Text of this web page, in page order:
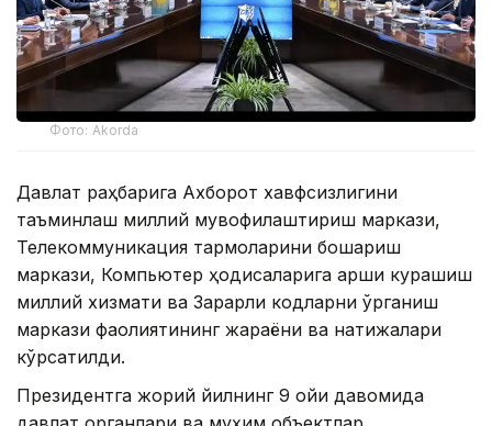
Фото: Akorda
Давлат раҳбарига Ахборот хавфсизлигини
таъминлаш миллий мувофиқлаштириш маркази,
Телекоммуникация тармоқларини бошқариш
маркази, Компьютер ҳодисаларига қарши курашиш
миллий хизмати ва Зарарли кодларни ўрганиш
маркази фаолиятининг жараёни ва натижалари
кўрсатилди.
Президентга жорий йилнинг 9 ойи давомида